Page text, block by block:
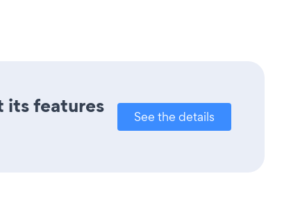
its features
See the details